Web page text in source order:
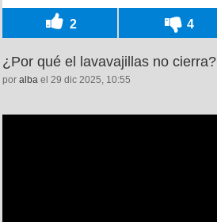
2 4
¿Por qué el lavavajillas no cierra?
por alba el 29 dic 2025, 10:55